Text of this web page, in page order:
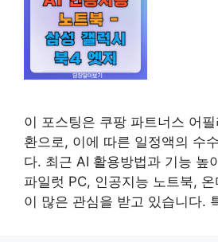
이 포스팅은 쿠팡 파트너스 어
환으로, 이에 따른 일정액의 수
다. 최근 AI 활용방법과 기능 높
파일럿 PC, 인공지능 노트북,
이 많은 관심을 받고 있습니다.